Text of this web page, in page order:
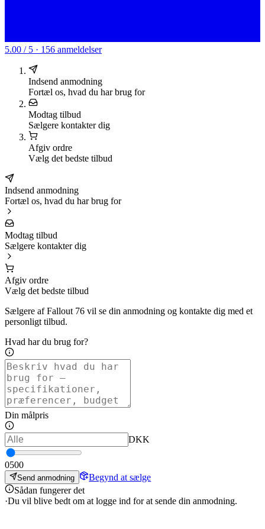
5.00 / 5 · 156 anmeldelser
Indsend anmodning
Fortæl os, hvad du har brug for
Modtag tilbud
Sælgere kontakter dig
Afgiv ordre
Vælg det bedste tilbud
Indsend anmodning
Fortæl os, hvad du har brug for
Modtag tilbud
Sælgere kontakter dig
Afgiv ordre
Vælg det bedste tilbud
Sælgere af Fallout 76 vil se din anmodning og kontakte dig med et
personligt tilbud.
Hvad har du brug for?
Din målpris
DKK
0500
Send anmodning
Begynd at sælge
Sådan fungerer det
·Du vil blive bedt om at logge ind for at sende din anmodning.